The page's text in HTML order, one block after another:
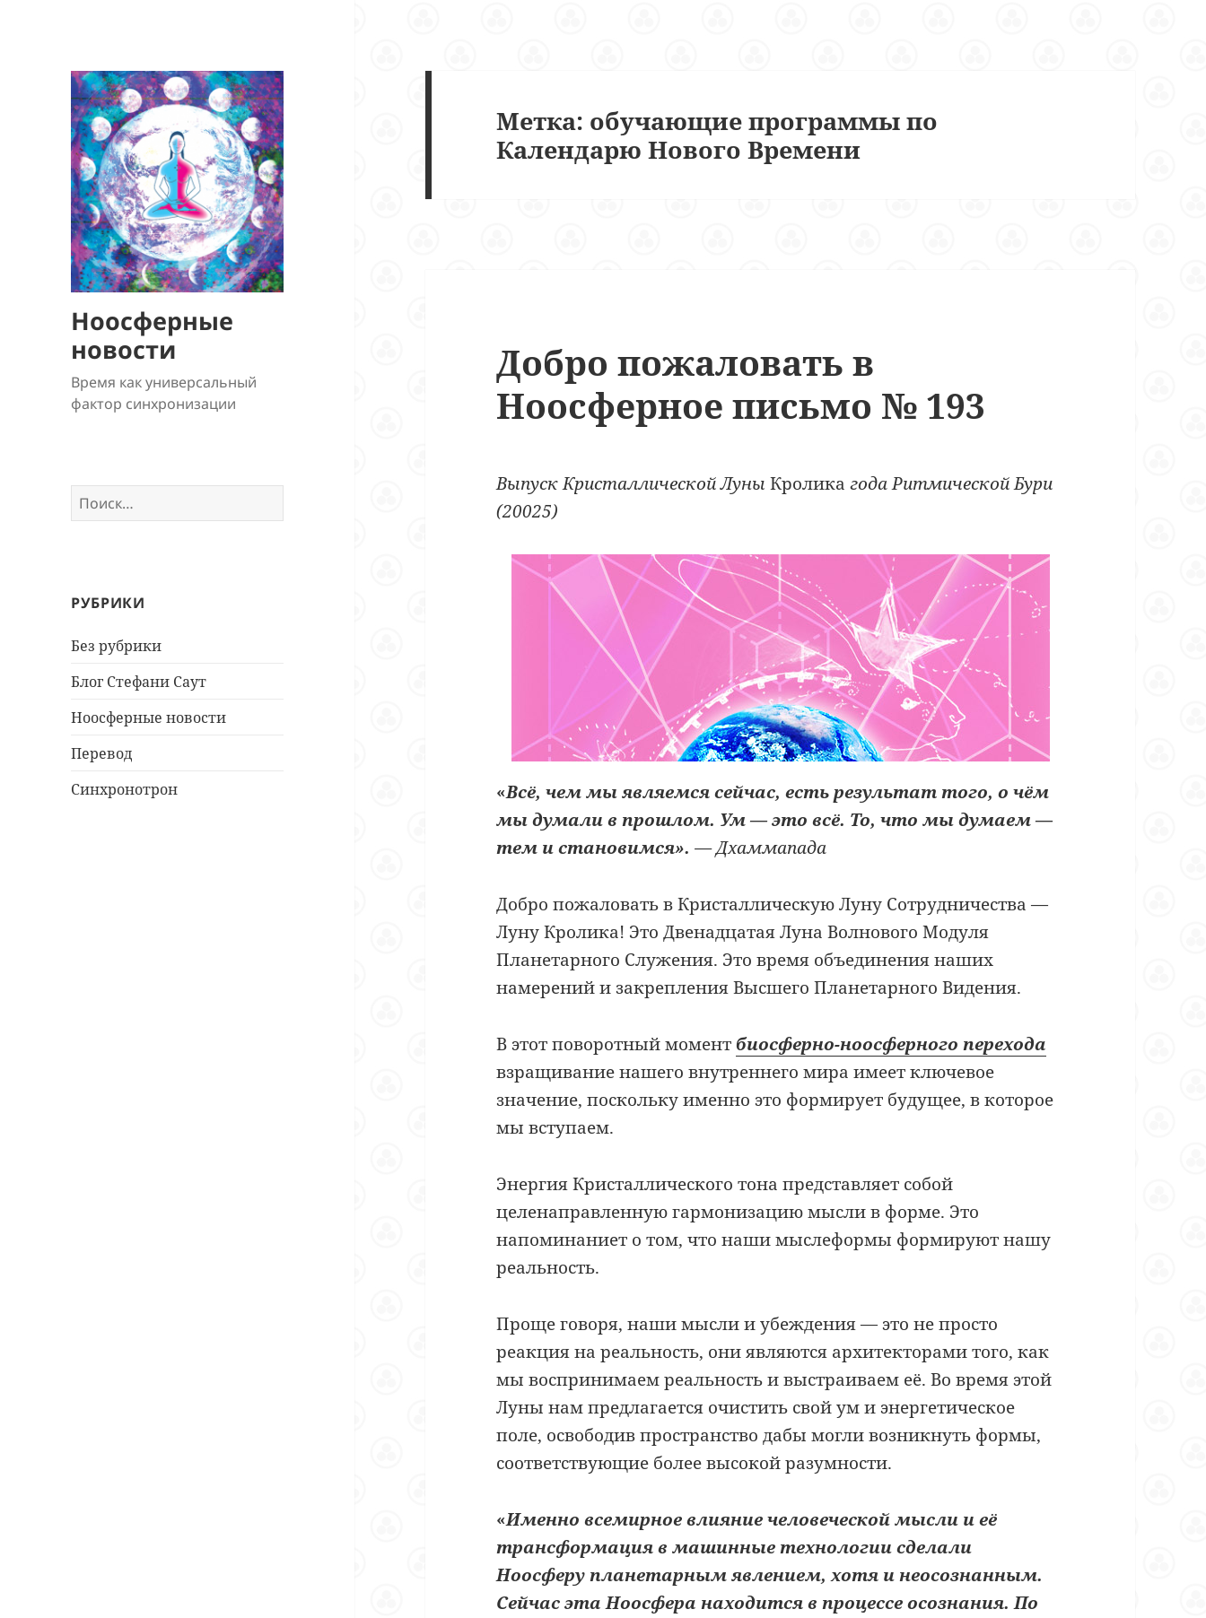
Ноосферные
новости
Время как универсальный
фактор синхронизации
Найти:
РУБРИКИ
Без рубрики
Блог Стефани Саут
Ноосферные новости
Перевод
Синхронотрон
Метка: обучающие программы по
Календарю Нового Времени
Добро пожаловать в
Ноосферное письмо № 193
Выпуск Кристаллической ЛуныКроликагода Ритмической Бури
(20025)
«Всё, чем мы являемся сейчас, есть результат того, о чём
мы думали в прошлом. Ум — это всё. То, что мы думаем —
тем и становимся».— Дхаммапада
Добро пожаловать в Кристаллическую Луну Сотрудничества —
Луну Кролика! Это Двенадцатая Луна Волнового Модуля
Планетарного Служения. Это время объединения наших
намерений и закрепления Высшего Планетарного Видения.
В этот поворотный моментбиосферно-ноосферного перехода
взращивание нашего внутреннего мира имеет ключевое
значение, поскольку именно это формирует будущее, в которое
мы вступаем.
Энергия Кристаллического тона представляет собой
целенаправленную гармонизацию мысли в форме. Это
напоминаниет о том, что наши мыслеформы формируют нашу
реальность.
Проще говоря, наши мысли и убеждения — это не просто
реакция на реальность, они являются архитекторами того, как
мы воспринимаем реальность и выстраиваем её. Во время этой
Луны нам предлагается очистить свой ум и энергетическое
поле, освободив пространство дабы могли возникнуть формы,
соответствующие более высокой разумности.
«Именно всемирное влияние человеческой мысли и её
трансформация в машинные технологии сделали
Ноосферу планетарным явлением, хотя и неосознанным.
Сейчас эта Ноосфера находится в процессе осознания. По